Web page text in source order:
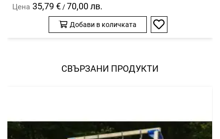
Цена 35,79 € /70,00 лв.
Добави в количката
Добави
СВЪРЗАНИ ПРОДУКТИ